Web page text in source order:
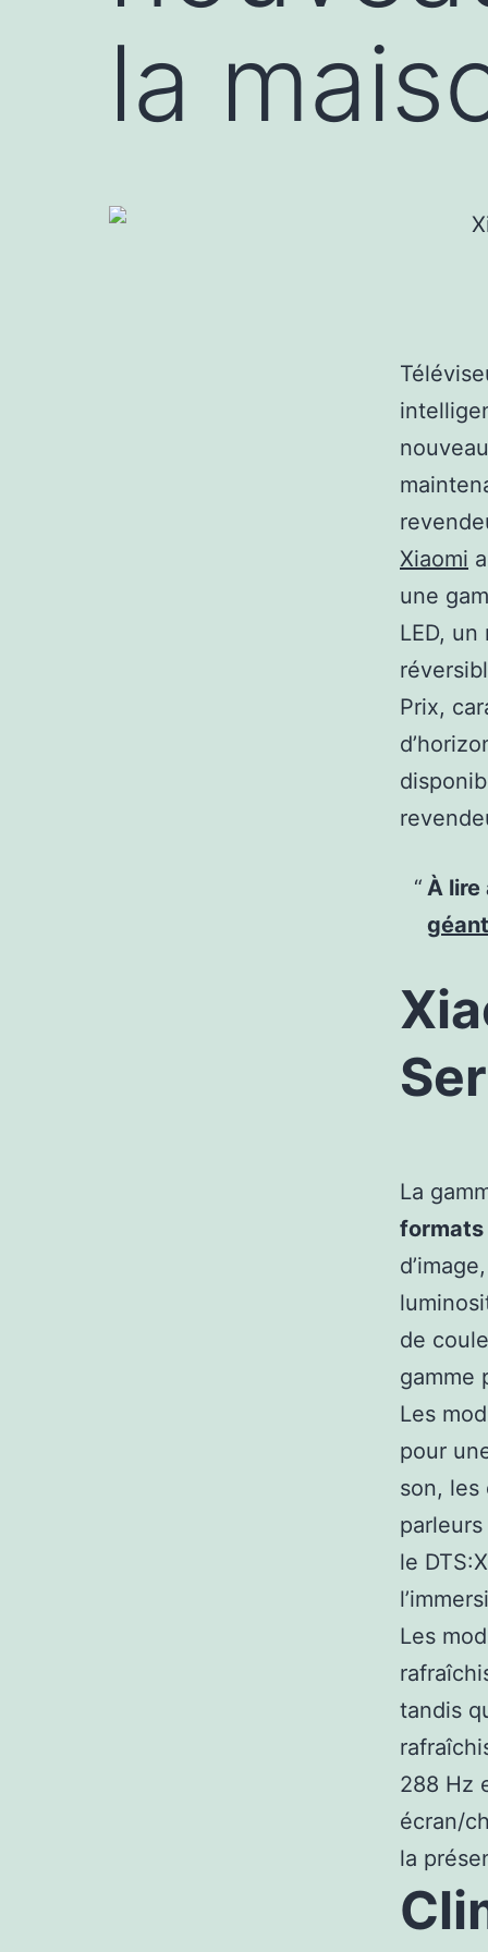
la
Xiaomi
une
LED,
Prix,
À lire
La
formats
de
gamme
Les
pour
son, les
le
Les
tandis
288 Hz
écran/
la